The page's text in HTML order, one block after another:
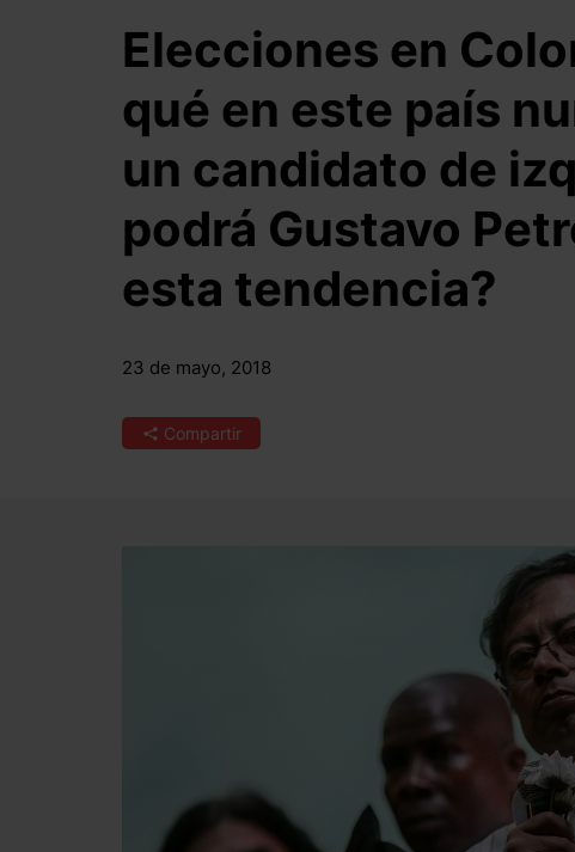
Elecciones en
qué en este país
un candidato de
podrá Gustavo
esta tendencia?
23 de mayo, 2018
Compartir